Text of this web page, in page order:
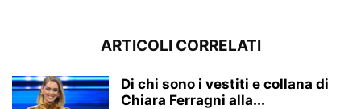
ARTICOLI CORRELATI
Di chi sono i vestiti e collana di
Chiara Ferragni alla...